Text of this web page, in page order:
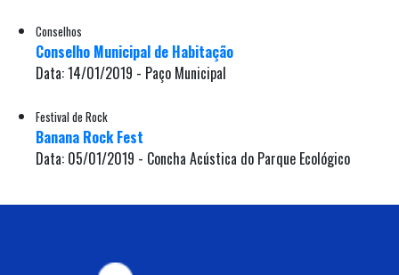
Conselhos
Conselho Municipal de Habitação
Data: 14/01/2019 - Paço Municipal
Festival de Rock
Banana Rock Fest
Data: 05/01/2019 - Concha Acústica do Parque Ecológico